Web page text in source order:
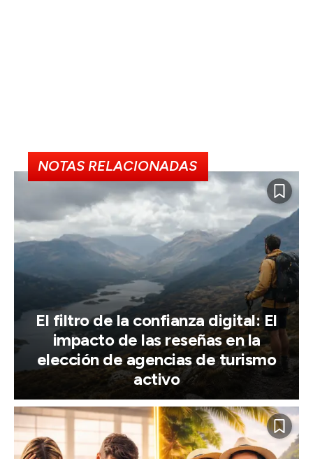
NOTAS RELACIONADAS
El filtro de la confianza digital: El
impacto de las reseñas en la
elección de agencias de turismo
activo